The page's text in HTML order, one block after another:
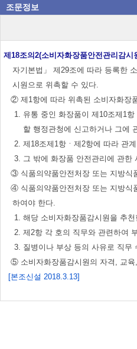
조문정보
제18조의2(소비자화장품안전관리감시
자기본법」 제29조에 따라 등록한
시원으로 위촉할 수 있다.
② 제1항에 따라 위촉된 소비자화장
1. 유통 중인 화장품이 제10조제1
할 행정관청에 신고하거나 그에
2. 제18조제1항ㆍ제2항에 따라 관
3. 그 밖에 화장품 안전관리에 관한
③ 식품의약품안전처장 또는 지방식
④ 식품의약품안전처장 또는 지방식
하여야 한다.
1. 해당 소비자화장품감시원을 추
2. 제2항 각 호의 직무와 관련하여
3. 질병이나 부상 등의 사유로 직무
⑤ 소비자화장품감시원의 자격, 교육
[본조신설 2018.3.13]